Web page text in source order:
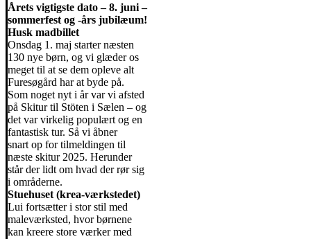
Årets vigtigste dato – 8. juni –
sommerfest og -års jubilæum!
Husk madbillet
Onsdag 1. maj starter næsten
130 nye børn, og vi glæder os
meget til at se dem opleve alt
Furesøgård har at byde på.
Som noget nyt i år var vi afsted
på Skitur til Stöten i Sælen – og
det var virkelig populært og en
fantastisk tur. Så vi åbner
snart op for tilmeldingen til
næste skitur 2025. Herunder
står der lidt om hvad der rør sig
i områderne.
Stuehuset (krea-værkstedet)
Lui fortsætter i stor stil med
maleværksted, hvor børnene
kan kreere store værker med